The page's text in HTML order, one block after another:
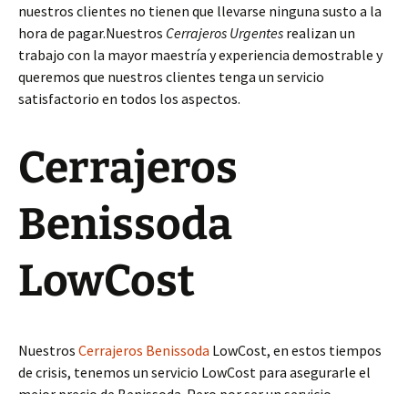
nuestros clientes no tienen que llevarse ninguna susto a la
hora de pagar.Nuestros Cerrajeros Urgentes realizan un
trabajo con la mayor maestría y experiencia demostrable y
queremos que nuestros clientes tenga un servicio
satisfactorio en todos los aspectos.
Cerrajeros
Benissoda
LowCost
Nuestros Cerrajeros Benissoda LowCost, en estos tiempos
de crisis, tenemos un servicio LowCost para asegurarle el